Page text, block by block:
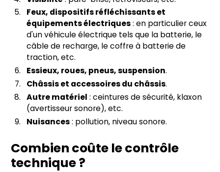
Feux, dispositifs réfléchissants et
équipements électriques: en particulier ceux
d'un véhicule électrique tels que la batterie, le
câble de recharge, le coffre à batterie de
traction, etc.
Essieux, roues, pneus, suspension.
Châssis et accessoires du châssis.
Autre matériel : ceintures de sécurité, klaxon
(avertisseur sonore), etc.
Nuisances: pollution, niveau sonore.
Combien coûte le contrôle
technique ?